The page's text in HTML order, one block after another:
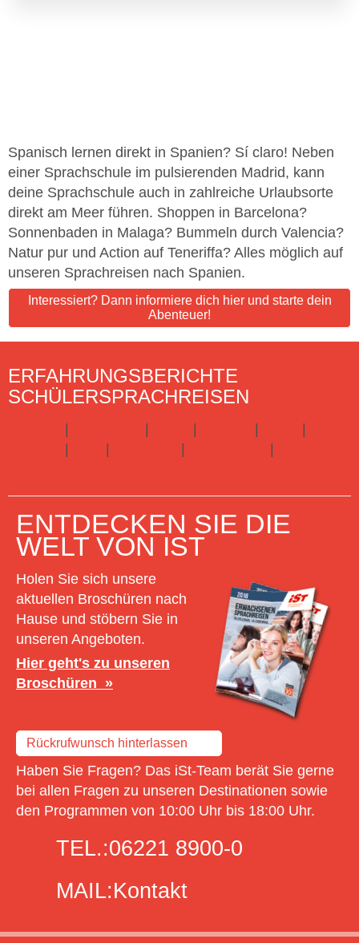
Spanisch lernen direkt in Spanien? Sí claro! Neben
einer Sprachschule im pulsierenden Madrid, kann
deine Sprachschule auch in zahlreiche Urlaubsorte
direkt am Meer führen. Shoppen in Barcelona?
Sonnenbaden in Malaga? Bummeln durch Valencia?
Natur pur und Action auf Teneriffa? Alles möglich auf
unseren Sprachreisen nach Spanien.
Interessiert? Dann informiere dich hier und starte dein
Abenteuer!
ERFAHRUNGSBERICHTE
SCHÜLERSPRACHREISEN
ENTDECKEN SIE DIE
WELT VON IST
Holen Sie sich unsere
aktuellen Broschüren nach
Hause und stöbern Sie in
unseren Angeboten.
Hier geht's zu unseren
Broschüren
Rückrufwunsch hinterlassen
Haben Sie Fragen? Das iSt-Team berät Sie gerne
bei allen Fragen zu unseren Destinationen sowie
den Programmen von 10:00 Uhr bis 18:00 Uhr.
TEL.:06221 8900-0
MAIL:Kontakt